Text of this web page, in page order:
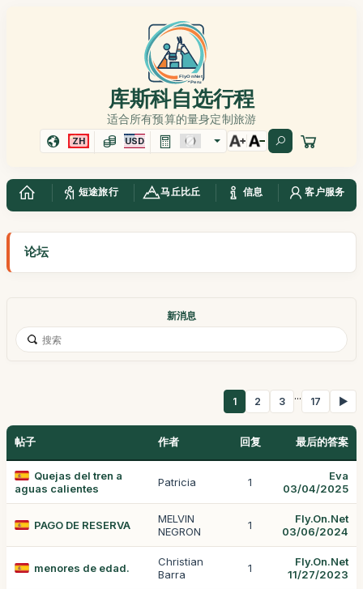
库斯科自选行程
适合所有预算的量身定制旅游
ZH USD
短途旅行 马丘比丘 信息 客户服务
论坛
新消息
1 2 3 ... 17 ▶
帖子 作者 回复 最后的答案
Quejas del tren a
aguas calientes
Patricia 1
Eva
03/04/2025
PAGO DE RESERVA
MELVIN
NEGRON
1
Fly.On.Net
03/06/2024
menores de edad.
Christian
Barra
1
Fly.On.Net
11/27/2023